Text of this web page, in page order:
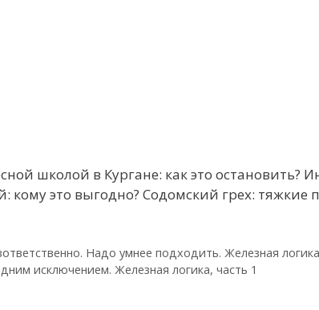
школой в Кургане: как это остановить?
кому это выгодно? Содомский грех: тяжкие
Надо умнее подходить. Железная
исключением. Железная логика, часть 1